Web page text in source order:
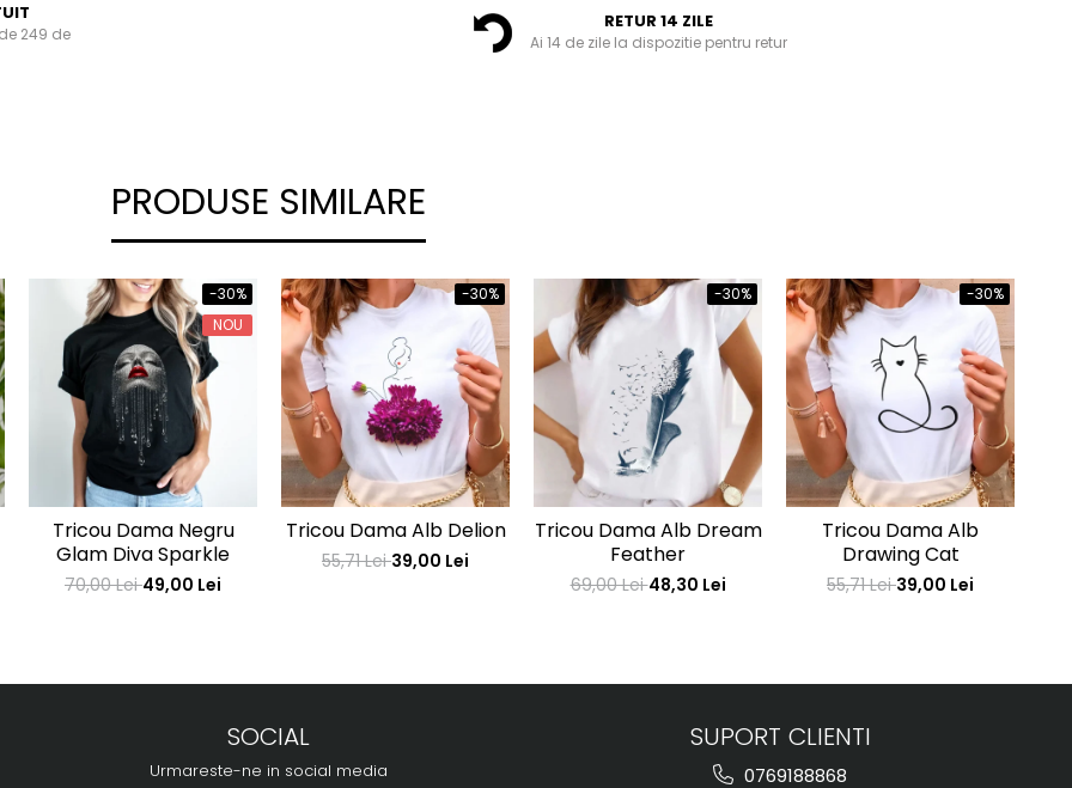
249 de
RETUR 14 ZILE
Ai 14 de zile la dispozitie pentru retur
PRODUSE SIMILARE
-30%
NOU
Tricou Dama Negru
Glam Diva Sparkle
70,00 Lei49,00 Lei
-30%
Tricou Dama Alb Delion
55,71 Lei39,00 Lei
-30%
Tricou Dama Alb Dream
Feather
69,00 Lei48,30 Lei
-30%
Tricou Dama Alb
Drawing Cat
55,71 Lei39,00 Lei
SOCIAL
Urmareste-ne in social media
SUPORT CLIENTI
0769188868